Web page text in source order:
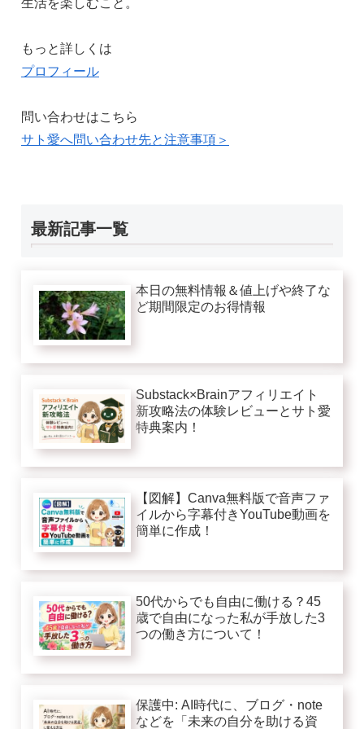
生活を楽しむこと。
もっと詳しくは
プロフィール
問い合わせはこちら
サト愛へ問い合わせ先と注意事項＞
最新記事一覧
本日の無料情報＆値上げや終了な
ど期間限定のお得情報
Substack×Brainアフィリエイト
新攻略法の体験レビューとサト愛
特典案内！
【図解】Canva無料版で音声ファ
イルから字幕付きYouTube動画を
簡単に作成！
50代からでも自由に働ける？45
歳で自由になった私が手放した3
つの働き方について！
保護中: AI時代に、ブログ・note
などを「未来の自分を助ける資